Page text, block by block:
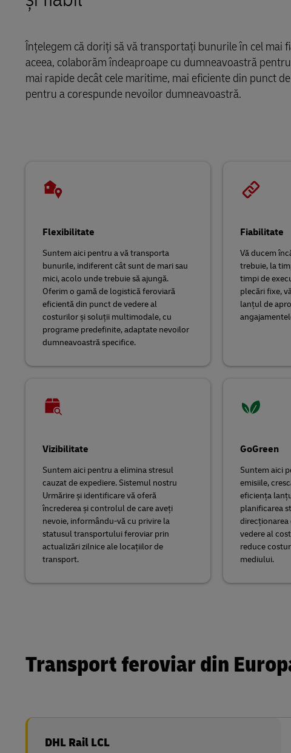
DHL SameDay
LifeTrack
LifeTrack
Aflați detalii despre portaluri
Înțelegem că doriți să vă transportați bunurile în cel mai
aceea, colaborăm îndeaproape cu dumneavoastră
mai rapide decât cele maritime, mai eficiente din punct
pentru a corespunde nevoilor dumneavoastră.
Flexibilitate
Suntem aici pentru a vă transporta
bunurile, indiferent cât sunt de mari sau
mici, acolo unde trebuie să ajungă.
Oferim o gamă de logistică feroviară
eficientă din punct de vedere al
costurilor și soluții multimodale, cu
programe predefinite, adaptate nevoilor
dumneavoastră specifice.
Fiabilitate
Vă ducem
trebuie, la
timpi de
plecări fixe,
lanțul de
Vizibilitate
Suntem aici pentru a elimina stresul
cauzat de expediere. Sistemul nostru
Urmărire și identificare vă oferă
încrederea și controlul de care aveți
nevoie, informându-vă cu privire la
statusul transportului feroviar prin
actualizări zilnice ale locațiilor de
transport.
GoGreen
Suntem aici
emisiile,
eficiența
planificarea
direcționarea
vedere al
reduce
mediului.
Transport feroviar din
DHL Rail LCL